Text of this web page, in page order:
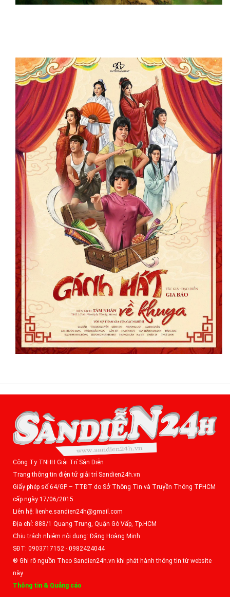
Công Ty TNHH Giải Trí Sàn Diễn
Trang thông tin điện tử giải trí Sandien24h.vn
Giấy phép số 64/GP – TTĐT do Sở Thông Tin và Truyền Thông TPHCM
cấp ngày 17/06/2015
Liên hệ: lienhe.sandien24h@gmail.com
Địa chỉ: 888/1 Quang Trung, Quận Gò Vấp, Tp.HCM
Chịu trách nhiệm nội dung: Đặng Hoàng Minh
SĐT: 0903717152 - 0982424044
® Ghi rõ nguồn Theo Sandien24h.vn khi phát hành thông tin từ website
này
Thông tin & Quảng cáo